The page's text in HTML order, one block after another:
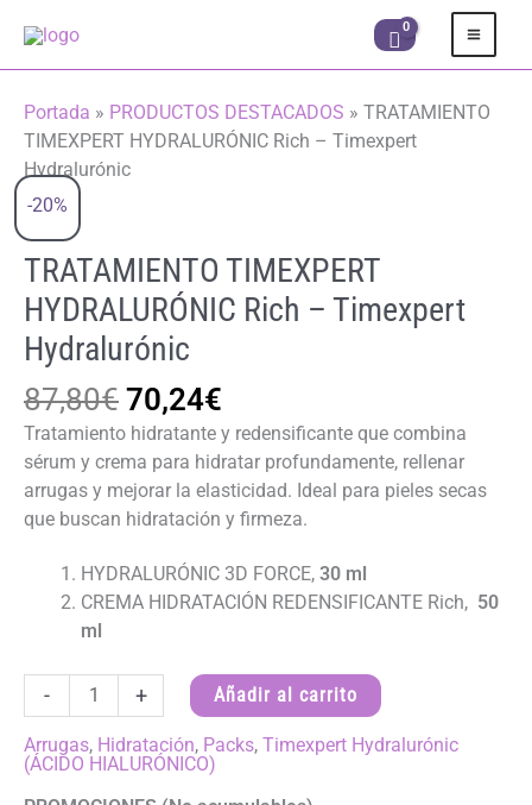
contenido
Portada » PRODUCTOS DESTACADOS » TRATAMIENTO
TIMEXPERT HYDRALURÓNIC Rich – Timexpert
Hydralurónic
-20%
TRATAMIENTO TIMEXPERT
HYDRALURÓNIC Rich – Timexpert
Hydralurónic
87,80€ El
precio
original
era:
87,80€.
70,24€
precio
actual
es:
70,24€.
Tratamiento hidratante y redensificante que combina
sérum y crema para hidratar profundamente, rellenar
arrugas y mejorar la elasticidad. Ideal para pieles secas
que buscan hidratación y firmeza.
HYDRALURÓNIC 3D FORCE, 30 ml
CREMA HIDRATACIÓN REDENSIFICANTE Rich, 50
ml
-
TRATAMIENTO
TIMEXPERT
HYDRALURÓNIC
Rich
+ Añadir al carrito
Arrugas, Hidratación, Packs, Timexpert Hydralurónic
(ÁCIDO HIALURÓNICO)